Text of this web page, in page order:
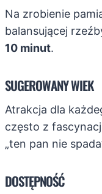
Na zrobienie
balansującej
10 minut.
SUGEROWANY WIEK
Atrakcja dla
często z
„ten pan nie
DOSTĘPNOŚĆ